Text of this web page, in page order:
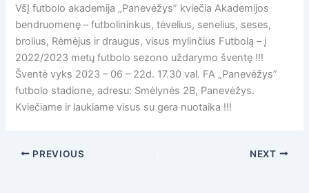
VšĮ futbolo akademija „Panevėžys” kviečia Akademijos
bendruomenę – futbolininkus, tėvelius, senelius, seses,
brolius, Rėmėjus ir draugus, visus mylinčius Futbolą – į
2022/2023 metų futbolo sezono uždarymo šventę !!!
Šventė vyks 2023 – 06 – 22d. 17.30 val. FA „Panevėžys”
futbolo stadione, adresu: Smėlynės 2B, Panevėžys.
Kviečiame ir laukiame visus su gera nuotaika !!!
PREVIOUS NEXT